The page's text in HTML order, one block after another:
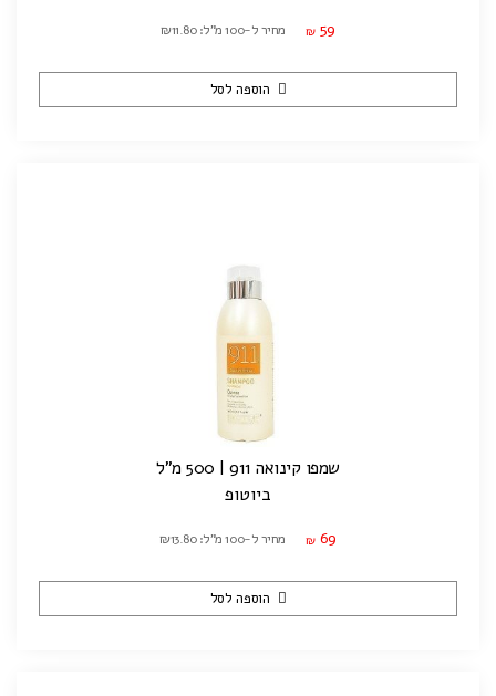
₪ 59 מחיר ל-100 מ"ל: ₪11.80
הוספה לסל
שמפו קינואה 911 | 500 מ"ל
ביוטופ
₪ 69 מחיר ל-100 מ"ל: ₪13.80
הוספה לסל